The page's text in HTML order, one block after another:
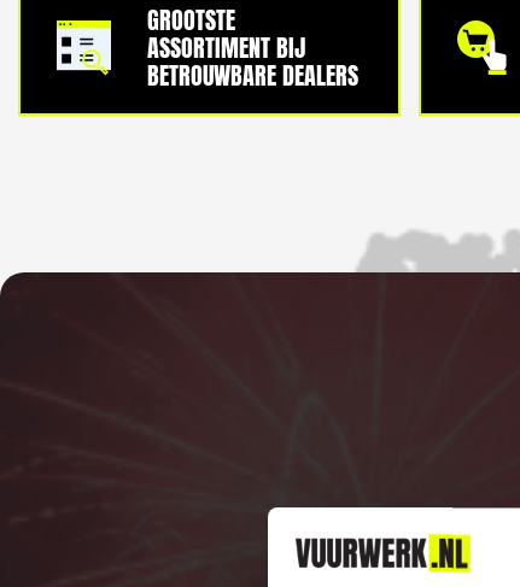
GROOTSTE
ASSORTIMENT BIJ
BETROUWBARE DEALERS